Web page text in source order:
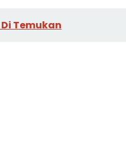
Temukan